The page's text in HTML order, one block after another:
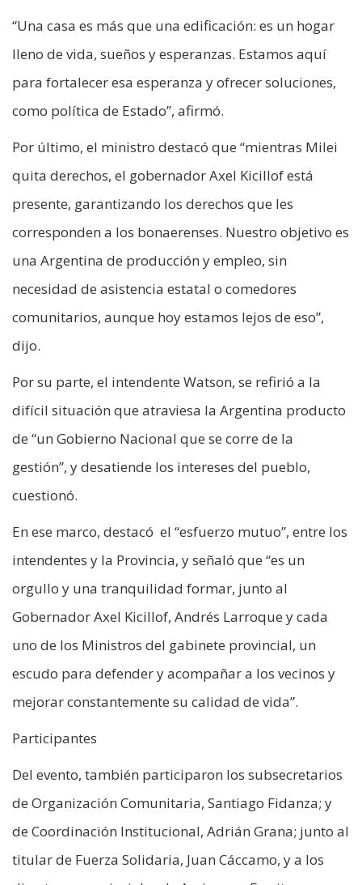
“Una casa es más que una edificación: es un hogar
lleno de vida, sueños y esperanzas. Estamos aquí
para fortalecer esa esperanza y ofrecer soluciones,
como política de Estado”, afirmó.
Por último, el ministro destacó que “mientras Milei
quita derechos, el gobernador Axel Kicillof está
presente, garantizando los derechos que les
corresponden a los bonaerenses. Nuestro objetivo es
una Argentina de producción y empleo, sin
necesidad de asistencia estatal o comedores
comunitarios, aunque hoy estamos lejos de eso”,
dijo.
Por su parte, el intendente Watson, se refirió a la
difícil situación que atraviesa la Argentina producto
de “un Gobierno Nacional que se corre de la
gestión”, y desatiende los intereses del pueblo,
cuestionó.
En ese marco, destacó el “esfuerzo mutuo”, entre los
intendentes y la Provincia, y señaló que “es un
orgullo y una tranquilidad formar, junto al
Gobernador Axel Kicillof, Andrés Larroque y cada
uno de los Ministros del gabinete provincial, un
escudo para defender y acompañar a los vecinos y
mejorar constantemente su calidad de vida”.
Participantes
Del evento, también participaron los subsecretarios
de Organización Comunitaria, Santiago Fidanza; y
de Coordinación Institucional, Adrián Grana; junto al
titular de Fuerza Solidaria, Juan Cáccamo, y a los